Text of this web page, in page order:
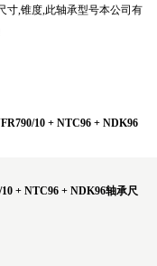
寸,锥度,此轴承型号本公司有
10 + NTC96 + NDK96
+ NTC96 + NDK96轴承尺